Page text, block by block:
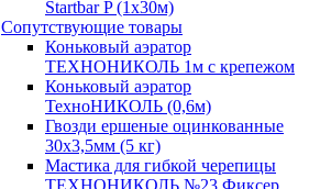
Startbar P (1х30м)
Сопутствующие товары
Коньковый аэратор
ТЕХНОНИКОЛЬ 1м с крепежом
Коньковый аэратор
ТехноНИКОЛЬ (0,6м)
Гвозди ершеные оцинкованные
30х3,5мм (5 кг)
Мастика для гибкой черепицы
ТЕХНОНИКОЛЬ №23 Фиксер